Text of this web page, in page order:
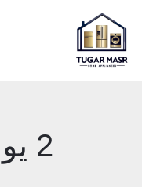
إلى
المحتوى
2 يونيو، 2026